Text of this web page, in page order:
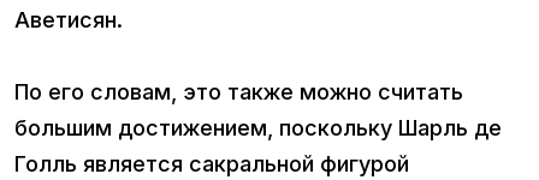
Аветисян.
По его словам, это также можно считать
большим достижением, поскольку Шарль де
Голль является сакральной фигурой